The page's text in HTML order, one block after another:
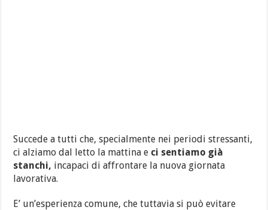
Succede a tutti che, specialmente nei periodi stressanti,
ci alziamo dal letto la mattina e ci sentiamo già
stanchi, incapaci di affrontare la nuova giornata
lavorativa.
E’ un’esperienza comune, che tuttavia si può evitare